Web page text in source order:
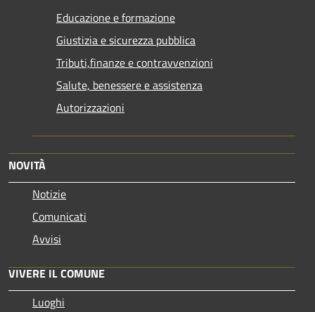
Educazione e formazione
Giustizia e sicurezza pubblica
Tributi,finanze e contravvenzioni
Salute, benessere e assistenza
Autorizzazioni
NOVITÀ
Notizie
Comunicati
Avvisi
VIVERE IL COMUNE
Luoghi